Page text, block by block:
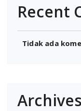
Recent
Tidak ada
Archives